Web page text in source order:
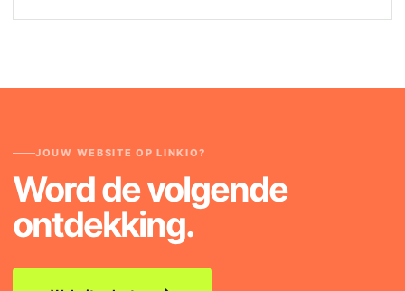
JOUW WEBSITE OP LINKIO?
Word de volgende
ontdekking.